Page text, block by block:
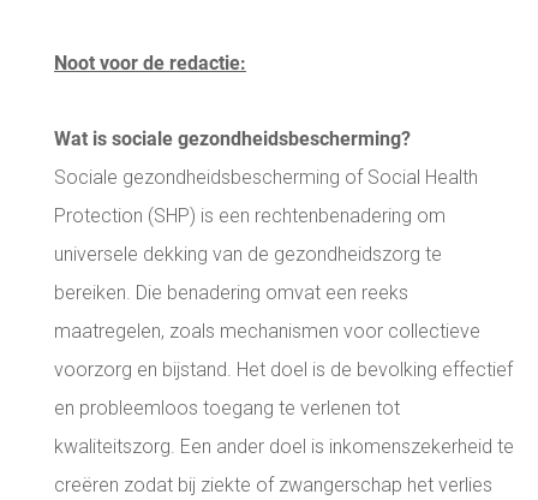
Noot voor de redactie:
Wat is sociale gezondheidsbescherming?
Sociale gezondheidsbescherming of Social Health
Protection (SHP) is een rechtenbenadering om
universele dekking van de gezondheidszorg te
bereiken. Die benadering omvat een reeks
maatregelen, zoals mechanismen voor collectieve
voorzorg en bijstand. Het doel is de bevolking effectief
en probleemloos toegang te verlenen tot
kwaliteitszorg. Een ander doel is inkomenszekerheid te
creëren zodat bij ziekte of zwangerschap het verlies